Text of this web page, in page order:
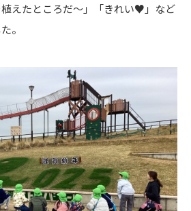
植えたところだ～」「きれい♥」など
。